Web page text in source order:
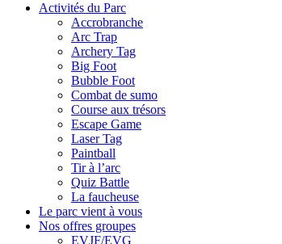
Activités du Parc
Accrobranche
Arc Trap
Archery Tag
Big Foot
Bubble Foot
Combat de sumo
Course aux trésors
Escape Game
Laser Tag
Paintball
Tir à l’arc
Quiz Battle
La faucheuse
Le parc vient à vous
Nos offres groupes
EVJF/EVG